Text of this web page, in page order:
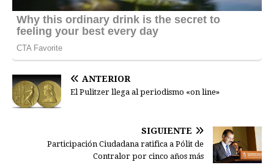
ANTERIOR
El Pulitzer llega al periodismo «on line»
SIGUIENTE
Participación Ciudadana ratifica a Pólit de
Contralor por cinco años más